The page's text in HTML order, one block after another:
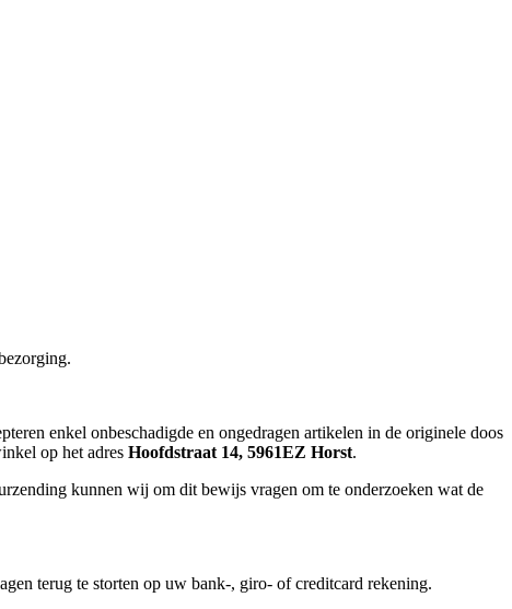
enkel onbeschadigde en ongedragen artikelen in de originele doos
op het adres Hoofdstraat 14, 5961EZ Horst.
kunnen wij om dit bewijs vragen om te onderzoeken wat de
terug te storten op uw bank-, giro- of creditcard rekening.